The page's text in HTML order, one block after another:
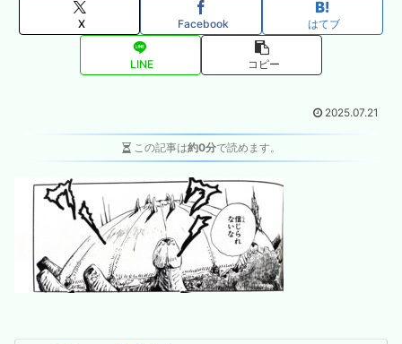
X Facebook はてブ
LINE コピー
2025.07.21
この記事は約0分で読めます。